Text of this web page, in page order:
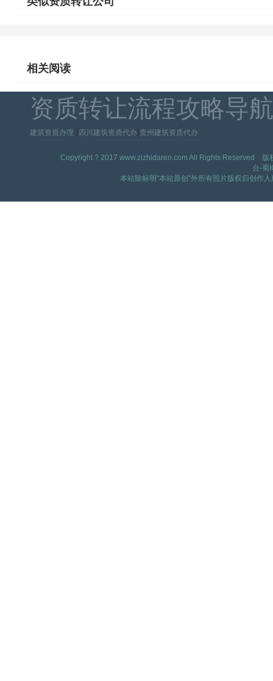
相关阅读
资质转让流程攻略导航
建筑资质办理 四川建筑资质代办 贵州建筑资质代办
Copyright ? 2017 www.zizhidaren.com All Rights Reserved 版
台-蜀
本站除标明"本站原创"外所有照片版权归创作